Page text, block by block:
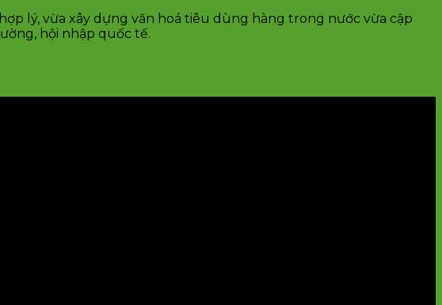
lý, vừa xây dựng văn hoá tiêu dùng hàng trong nước vừa cập
hội nhập quốc tế.